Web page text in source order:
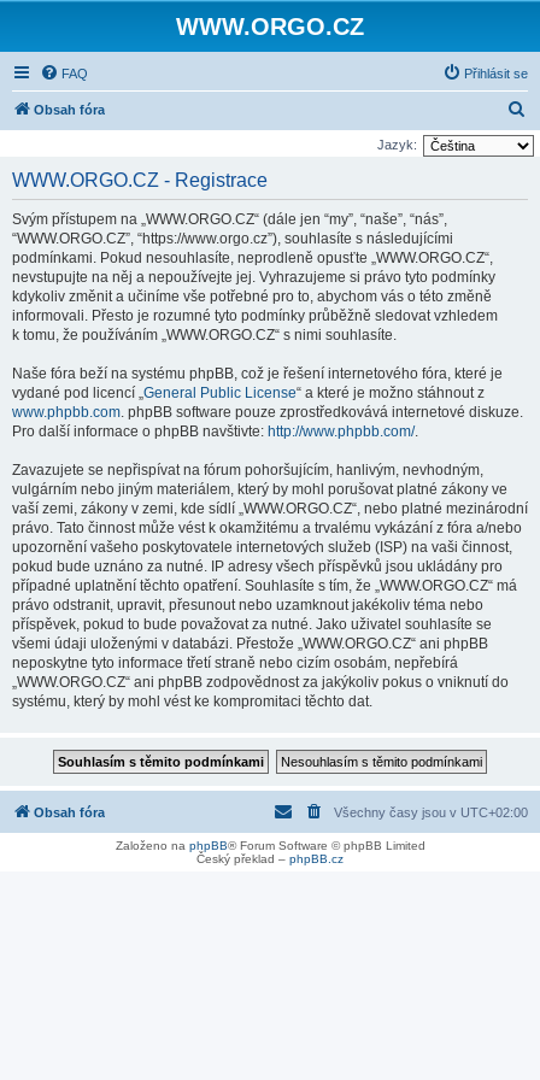
WWW.ORGO.CZ
FAQ Přihlásit se
Obsah fóra
l
Jazyk:
WWW.ORGO.CZ - Registrace
Svým přístupem na „WWW.ORGO.CZ“ (dále jen “my”, “naše”, “nás”,
“WWW.ORGO.CZ”, “https://www.orgo.cz”), souhlasíte s následujícími
podmínkami. Pokud nesouhlasíte, neprodleně opusťte „WWW.ORGO.CZ“,
nevstupujte na něj a nepoužívejte jej. Vyhrazujeme si právo tyto podmínky
kdykoliv změnit a učiníme vše potřebné pro to, abychom vás o této změně
informovali. Přesto je rozumné tyto podmínky průběžně sledovat vzhledem
k tomu, že používáním „WWW.ORGO.CZ“ s nimi souhlasíte.
Naše fóra beží na systému phpBB, což je řešení internetového fóra, které je
vydané pod licencí „General Public License“ a které je možno stáhnout z
www.phpbb.com. phpBB software pouze zprostředkovává internetové diskuze.
Pro další informace o phpBB navštivte: http://www.phpbb.com/.
Zavazujete se nepřispívat na fórum pohoršujícím, hanlivým, nevhodným,
vulgárním nebo jiným materiálem, který by mohl porušovat platné zákony ve
vaší zemi, zákony v zemi, kde sídlí „WWW.ORGO.CZ“, nebo platné mezinárodní
právo. Tato činnost může vést k okamžitému a trvalému vykázání z fóra a/nebo
upozornění vašeho poskytovatele internetových služeb (ISP) na vaši činnost,
pokud bude uznáno za nutné. IP adresy všech příspěvků jsou ukládány pro
případné uplatnění těchto opatření. Souhlasíte s tím, že „WWW.ORGO.CZ“ má
právo odstranit, upravit, přesunout nebo uzamknout jakékoliv téma nebo
příspěvek, pokud to bude považovat za nutné. Jako uživatel souhlasíte se
všemi údaji uloženými v databázi. Přestože „WWW.ORGO.CZ“ ani phpBB
neposkytne tyto informace třetí straně nebo cizím osobám, nepřebírá
„WWW.ORGO.CZ“ ani phpBB zodpovědnost za jakýkoliv pokus o vniknutí do
systému, který by mohl vést ke kompromitaci těchto dat.
Obsah fóra Všechny časy jsou v UTC+02:00
Založeno na phpBB® Forum Software © phpBB Limited
Český překlad – phpBB.cz